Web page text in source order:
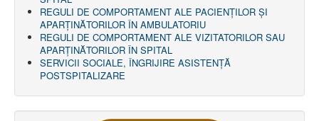
SISTEMULUI DE CALITATE 2019
PLAN MANAGEMENT
INTEGRITATE
ADMINISTRATIV
RESURSE UMANE
PROGRAM VOLUNTARIAT
JURIDIC
REGULI DE COMPORTAMENT ALE PACIENȚILOR ȘI
APARȚINĂTORILOR ÎN AMBULATORIU
REGULI DE COMPORTAMENT ALE VIZITATORILOR SAU
APARȚINĂTORILOR ÎN SPITAL
SERVICII SOCIALE, ÎNGRIJIRE ASISTENŢĂ
POSTSPITALIZARE